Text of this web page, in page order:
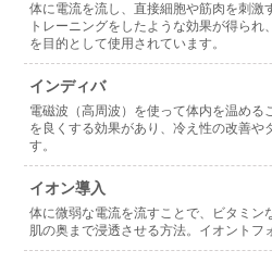
体に電流を流し、直接細胞や筋肉を刺激
トレーニングをしたような効果が得ら
を目的として使用されています。
インディバ
電磁波（高周波）を使って体内を温める
を良くする効果があり、冷え性の改善や
す。
イオン導入
体に微弱な電流を流すことで、ビタミン
肌の奥まで浸透させる方法。イオントフ